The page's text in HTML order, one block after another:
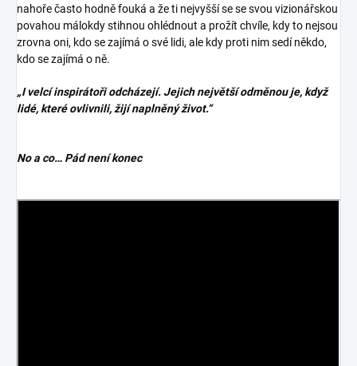
nahoře často hodně fouká a že ti nejvyšší se se svou vizionářskou
povahou málokdy stihnou ohlédnout a prožít chvíle, kdy to nejsou
zrovna oni, kdo se zajímá o své lidi, ale kdy proti nim sedí někdo,
kdo se zajímá o ně.
„I velcí inspirátoři odcházejí. Jejich největší odměnou je, když
lidé, které ovlivnili, žijí naplněný život.“
No a co… Pád není konec